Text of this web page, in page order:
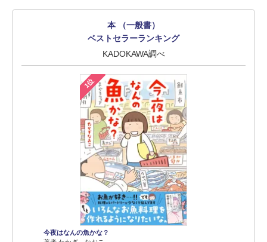
本 （一般書）
ベストセラーランキング
KADOKAWA調べ
1位
今夜はなんの魚かな？